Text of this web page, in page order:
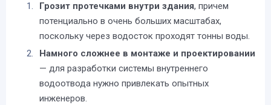
Грозит протечками внутри здания, причем
потенциально в очень больших масштабах,
поскольку через водосток проходят тонны воды.
Намного сложнее в монтаже и проектировании
— для разработки системы внутреннего
водоотвода нужно привлекать опытных
инженеров.